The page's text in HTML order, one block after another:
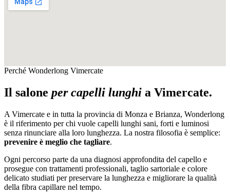
Perché Wonderlong Vimercate
Il salone per capelli lunghi a Vimercate.
A Vimercate e in tutta la provincia di Monza e Brianza, Wonderlong
è il riferimento per chi vuole capelli lunghi sani, forti e luminosi
senza rinunciare alla loro lunghezza. La nostra filosofia è semplice:
prevenire è meglio che tagliare.
Ogni percorso parte da una diagnosi approfondita del capello e
prosegue con trattamenti professionali, taglio sartoriale e colore
delicato studiati per preservare la lunghezza e migliorare la qualità
della fibra capillare nel tempo.